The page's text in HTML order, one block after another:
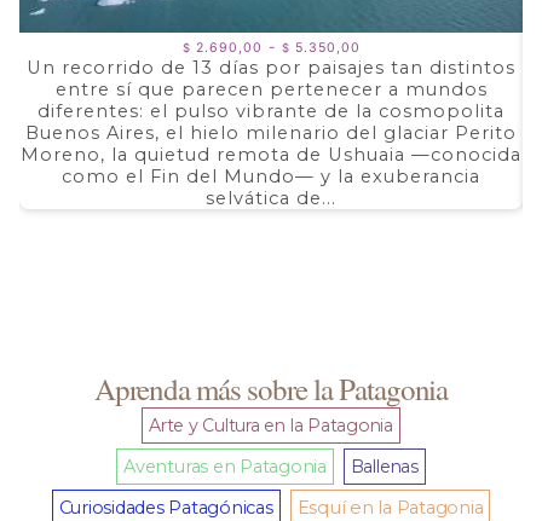
$ 2.690,00 - $ 5.350,00
de
precios:
desde
$ 2.690,00
hasta
$ 5.350,00
Un recorrido de 13 días por paisajes tan distintos
entre sí que parecen pertenecer a mundos
diferentes: el pulso vibrante de la cosmopolita
Buenos Aires, el hielo milenario del glaciar Perito
Moreno, la quietud remota de Ushuaia —conocida
como el Fin del Mundo— y la exuberancia
selvática de...
Aprenda más sobre la Patagonia
Arte y Cultura en la Patagonia
Aventuras en Patagonia
Ballenas
Curiosidades Patagónicas
Esquí en la Patagonia